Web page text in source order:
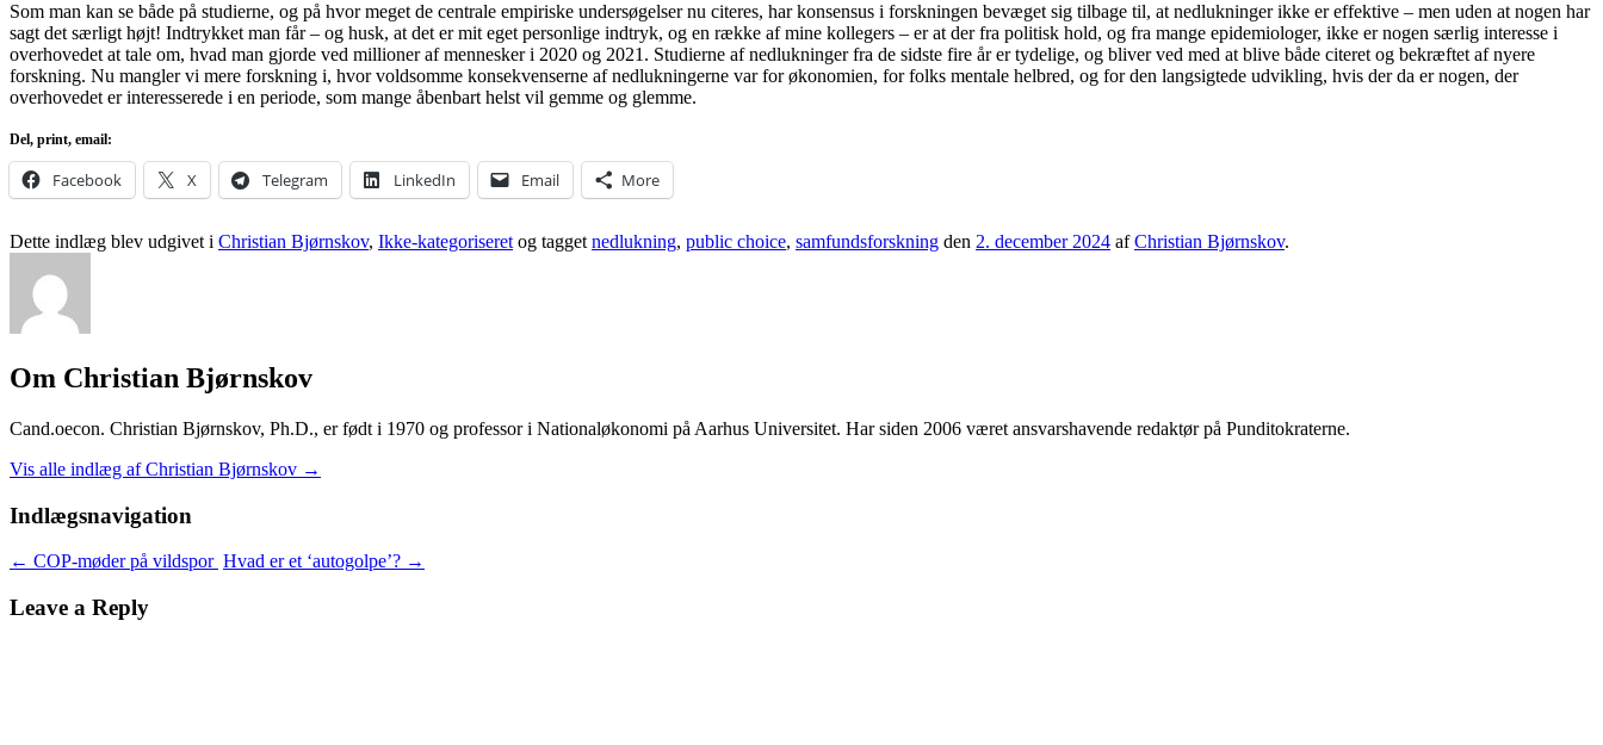
Som man kan se både på studierne, og på hvor meget de centrale empiriske undersøgelser nu citeres, har konsensus i forskningen bevæget sig tilbage til, at nedlukninger ikke er effektive – men uden at nogen har
sagt det særligt højt! Indtrykket man får – og husk, at det er mit eget personlige indtryk, og en række af mine kollegers – er at der fra politisk hold, og fra mange epidemiologer, ikke er nogen særlig interesse i
overhovedet at tale om, hvad man gjorde ved millioner af mennesker i 2020 og 2021. Studierne af nedlukninger fra de sidste fire år er tydelige, og bliver ved med at blive både citeret og bekræftet af nyere
forskning. Nu mangler vi mere forskning i, hvor voldsomme konsekvenserne af nedlukningerne var for økonomien, for folks mentale helbred, og for den langsigtede udvikling, hvis der da er nogen, der
overhovedet er interesserede i en periode, som mange åbenbart helst vil gemme og glemme.
Del, print, email:
Facebook X Telegram LinkedIn Email More
Dette indlæg blev udgivet i Christian Bjørnskov, Ikke-kategoriseret og tagget nedlukning, public choice, samfundsforskning den 2. december 2024 afChristian Bjørnskov.
Om Christian Bjørnskov
Cand.oecon. Christian Bjørnskov, Ph.D., er født i 1970 og professor i Nationaløkonomi på Aarhus Universitet. Har siden 2006 været ansvarshavende redaktør på Punditokraterne.
Vis alle indlæg af Christian Bjørnskov →
Indlægsnavigation
← COP-møder på vildspor Hvad er et ‘autogolpe’? →
Leave a Reply